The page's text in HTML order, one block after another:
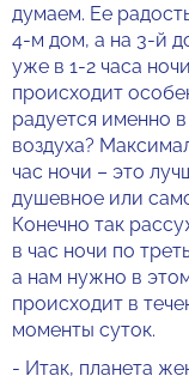
думаем. Ее
4-м дом, а на 3-й
уже в 1-2 часа
происходит
радуется именно
воздуха?
час ночи – это
душевное или
Конечно так
в час ночи по
а нам нужно в
происходит в
моменты суток.
- Итак, планета